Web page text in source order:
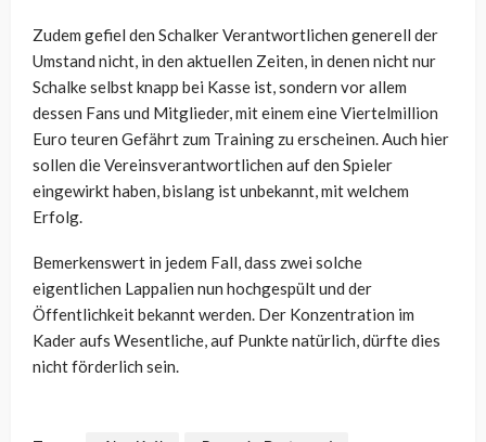
Zudem gefiel den Schalker Verantwortlichen generell der
Umstand nicht, in den aktuellen Zeiten, in denen nicht nur
Schalke selbst knapp bei Kasse ist, sondern vor allem
dessen Fans und Mitglieder, mit einem eine Viertelmillion
Euro teuren Gefährt zum Training zu erscheinen. Auch hier
sollen die Vereinsverantwortlichen auf den Spieler
eingewirkt haben, bislang ist unbekannt, mit welchem
Erfolg.
Bemerkenswert in jedem Fall, dass zwei solche
eigentlichen Lappalien nun hochgespült und der
Öffentlichkeit bekannt werden. Der Konzentration im
Kader aufs Wesentliche, auf Punkte natürlich, dürfte dies
nicht förderlich sein.